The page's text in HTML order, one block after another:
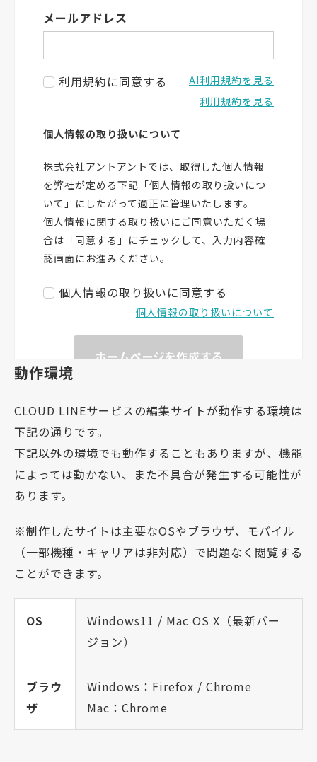
動作環境
CLOUD LINEサービスの編集サイトが動作する環境は
下記の通りです。
下記以外の環境でも動作することもありますが、機能
によっては動かない、また不具合が発生する可能性が
あります。
※制作したサイトは主要なOSやブラウザ、モバイル
（一部機種・キャリアは非対応）で問題なく閲覧する
ことができます。
OS
Windows11 / Mac OS X（最新バー
ジョン）
ブラウ
ザ
Windows：Firefox / Chrome
Mac：Chrome